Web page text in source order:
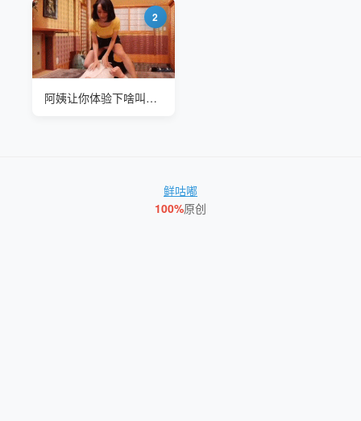
2
阿姨让你体验下啥叫霸王硬上弓
鲜咕嘟
100%原创